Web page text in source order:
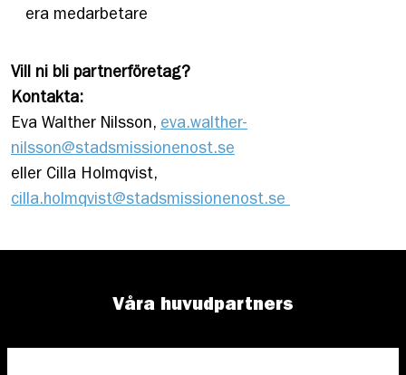
era medarbetare
Vill ni bli partnerföretag?
Kontakta:
Eva Walther Nilsson, eva.walther-
nilsson@stadsmissionenost.se
eller Cilla Holmqvist,
cilla.holmqvist@stadsmissionenost.se
Våra huvudpartners